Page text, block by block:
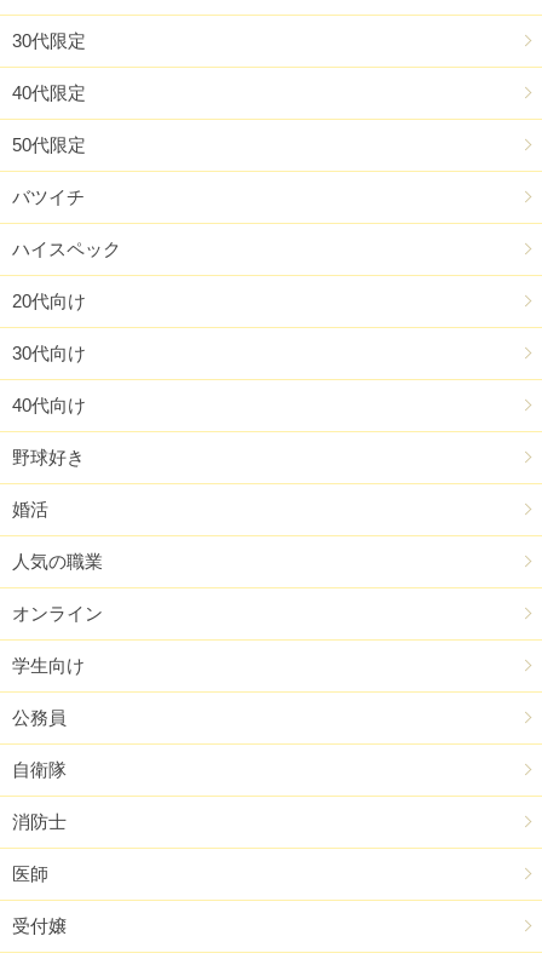
30代限定
40代限定
50代限定
バツイチ
ハイスペック
20代向け
30代向け
40代向け
野球好き
婚活
人気の職業
オンライン
学生向け
公務員
自衛隊
消防士
医師
受付嬢